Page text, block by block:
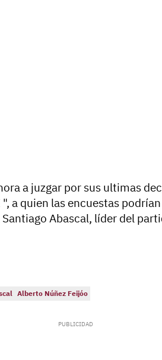
a juzgar por sus ultimas
", a quien las encuestas
Abascal, líder del
Alberto Núñez Feijóo